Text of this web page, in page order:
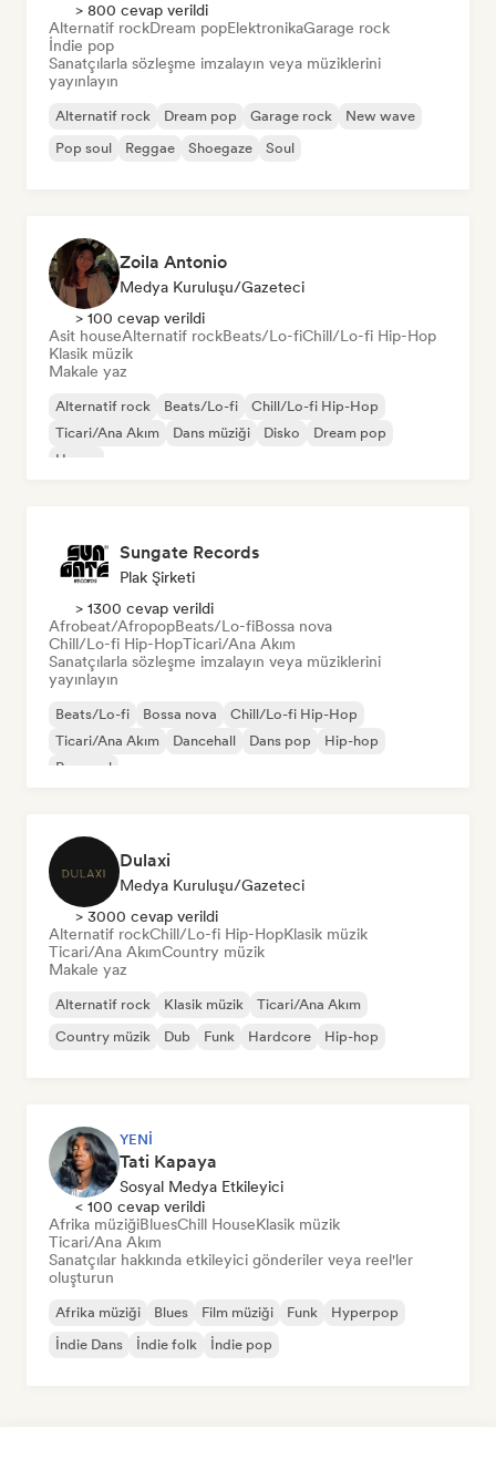
> 800 cevap verildi
Alternatif rockDream popElektronikaGarage rock
İndie pop
Sanatçılarla sözleşme imzalayın veya müziklerini
yayınlayın
Alternatif rock Dream pop Garage rock
New wave
Pop soul
Reggae Shoegaze Soul
Zoila Antonio
Medya Kuruluşu/Gazeteci
> 100 cevap verildi
Asit houseAlternatif rockBeats/Lo-fiChill/Lo-fi Hip-Hop
Klasik müzik
Makale yaz
Alternatif rock Beats/Lo-fi
Chill/Lo-fi Hip-Hop
Ticari/Ana Akım
Dans müziği Disko
Dream pop
House
Sungate Records
Plak Şirketi
> 1300 cevap verildi
Afrobeat/AfropopBeats/Lo-fiBossa nova
Chill/Lo-fi Hip-HopTicari/Ana Akım
Sanatçılarla sözleşme imzalayın veya müziklerini
yayınlayın
Beats/Lo-fi Bossa nova
Chill/Lo-fi Hip-Hop
Ticari/Ana Akım
Dancehall Dans pop
Hip-hop
Pop soul
Dulaxi
Medya Kuruluşu/Gazeteci
> 3000 cevap verildi
Alternatif rockChill/Lo-fi Hip-HopKlasik müzik
Ticari/Ana AkımCountry müzik
Makale yaz
Alternatif rock Klasik müzik
Ticari/Ana Akım
Country müzik
Dub Funk Hardcore Hip-hop
YENI
Tati Kapaya
Sosyal Medya Etkileyici
< 100 cevap verildi
Afrika müziğiBluesChill HouseKlasik müzik
Ticari/Ana Akım
Sanatçılar hakkında etkileyici gönderiler veya reel'ler
oluşturun
Afrika müziği Blues Film müziği Funk
Hyperpop
İndie Dans
İndie folk İndie pop